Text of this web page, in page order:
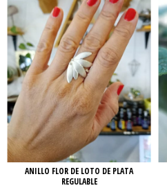
ANILLO FLOR DE LOTO DE PLATA
REGULABLE